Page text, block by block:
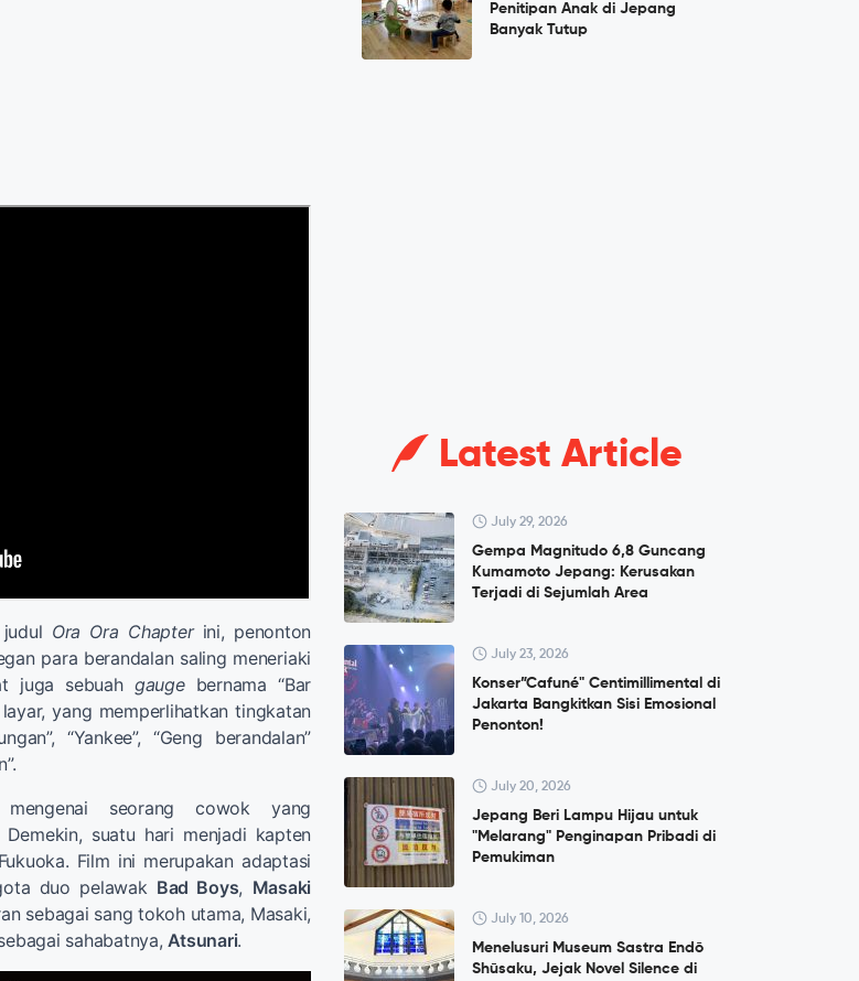
Ora Ora Chapterini, penonton
para berandalan saling meneriaki
juga sebuah gaugebernama “Bar
yang memperlihatkan tingkatan
“Yankee”, “Geng berandalan”
seorang cowok yang
suatu hari menjadi kapten
Film ini merupakan adaptasi
duo pelawak Bad Boys, Masaki
sebagai sang tokoh utama, Masaki,
sahabatnya, Atsunari.
Penitipan Anak di Jepang
Banyak Tutup
Latest Article
July 29, 2026
Gempa Magnitudo 6,8 Guncang
Kumamoto Jepang: Kerusakan
Terjadi di Sejumlah Area
July 23, 2026
Konser”Cafuné" Centimillimental di
Jakarta Bangkitkan Sisi Emosional
Penonton!
July 20, 2026
Jepang Beri Lampu Hijau untuk
"Melarang" Penginapan Pribadi di
Pemukiman
July 10, 2026
Menelusuri Museum Sastra Endō
Shūsaku, Jejak Novel Silence di